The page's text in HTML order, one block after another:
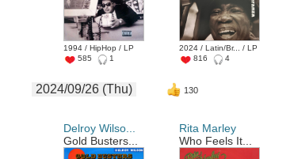
1994 / HipHop / LP
585
1
2024 / Latin/Br... / LP
816
4
2024/09/26 (Thu) 130
Delroy Wilso...
Gold Busters...
Rita Marley
Who Feels It...